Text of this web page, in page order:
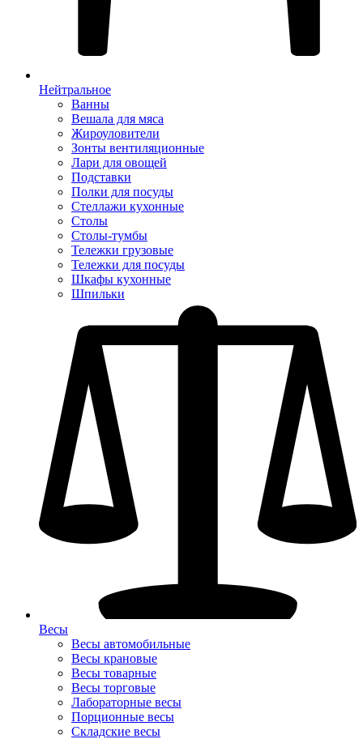
Нейтральное
Ванны
Вешала для мяса
Жироуловители
Зонты вентиляционные
Лари для овощей
Подставки
Полки для посуды
Стеллажи кухонные
Столы
Столы-тумбы
Тележки грузовые
Тележки для посуды
Шкафы кухонные
Шпильки
Весы
Весы автомобильные
Весы крановые
Весы товарные
Весы торговые
Лабораторные весы
Порционные весы
Складские весы